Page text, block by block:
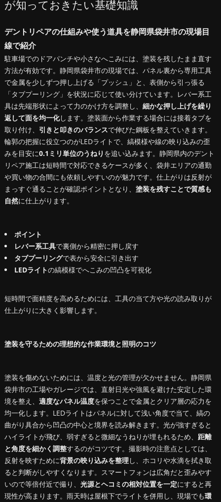
が知っておきたい基礎知識
デントリペアの仕組みや使う道具を静岡県袋井市の現場目
線で紹介
駐車場でのドアパンチや小さなへこみには、塗装を残したまま直す
方法が有効です。静岡県袋井市の現場では、パネル裏から専用工具
で金属を少しずつ押し上げる「プッシュ」と、表側から引っ張る
「タブプーリング」を状況に応じて使い分けています。レバー系工
具は先端形状によって力のかけ方を調整し、 細かな押し上げを繰り
返して面を均一化します。塗装面から作業する場合には接着タブを
取り付け、 引きと叩きのバランスで伸びた鋼板を整えていきます。
輪郭の把握に役立つのがLEDライトで、縞模様や線の映り込みの歪
みを目安に0.1ミリ単位のうねり を追い込みます。静岡県内のデント
リペア施工は短時間で対応できるケースが多く、袋井エリアの通勤
や買い物の合間にも依頼しやすいのが魅力です。仕上がりは反射が
まっすぐ通ることが確認ポイントとなり、 塗装を残すことで質感も
自然に仕上がります。
ポイント
レバー系工具で裏側から精密に押し戻す
タブプーリングで表から安全に引き出す
LEDライトの縞模様でへこみの凹凸を可視化
短時間で面精度を高めるためには、工具の当て方や光の読み取りが
仕上がりに大きく影響します。
塗装を守るための理想的な作業環境と照明のコツ
塗装を傷めないためには、温度と光の管理が欠かせません。静岡県
袋井市の工場やガレージでは、直射日光や強風を避けた安定した環
境を整え、 適度なパネル温度を保つことで金属とクリア層の応力を
均一化します。LEDライトはパネルに対して浅い角度で当て、縞の
曲がり具合から凹凸の中心と境界を読み解きます。光が強すぎると
ハイライトが飛び、弱すぎると微細なうねりが埋もれるため、 距離
と角度を細かく調整するのがコツです。撮影時の注意点としては、
反射を映すために背景の映り込みを整理し、ホコリや水滴を拭き取
ると判断がしやすくなります。スマートフォンは広角だと歪みやす
いので等倍付近で撮り、 光源とヘコミの相対位置を一定にすると再
現性が高まります。雨天時は屋根下でライトを併用し、現場でも環